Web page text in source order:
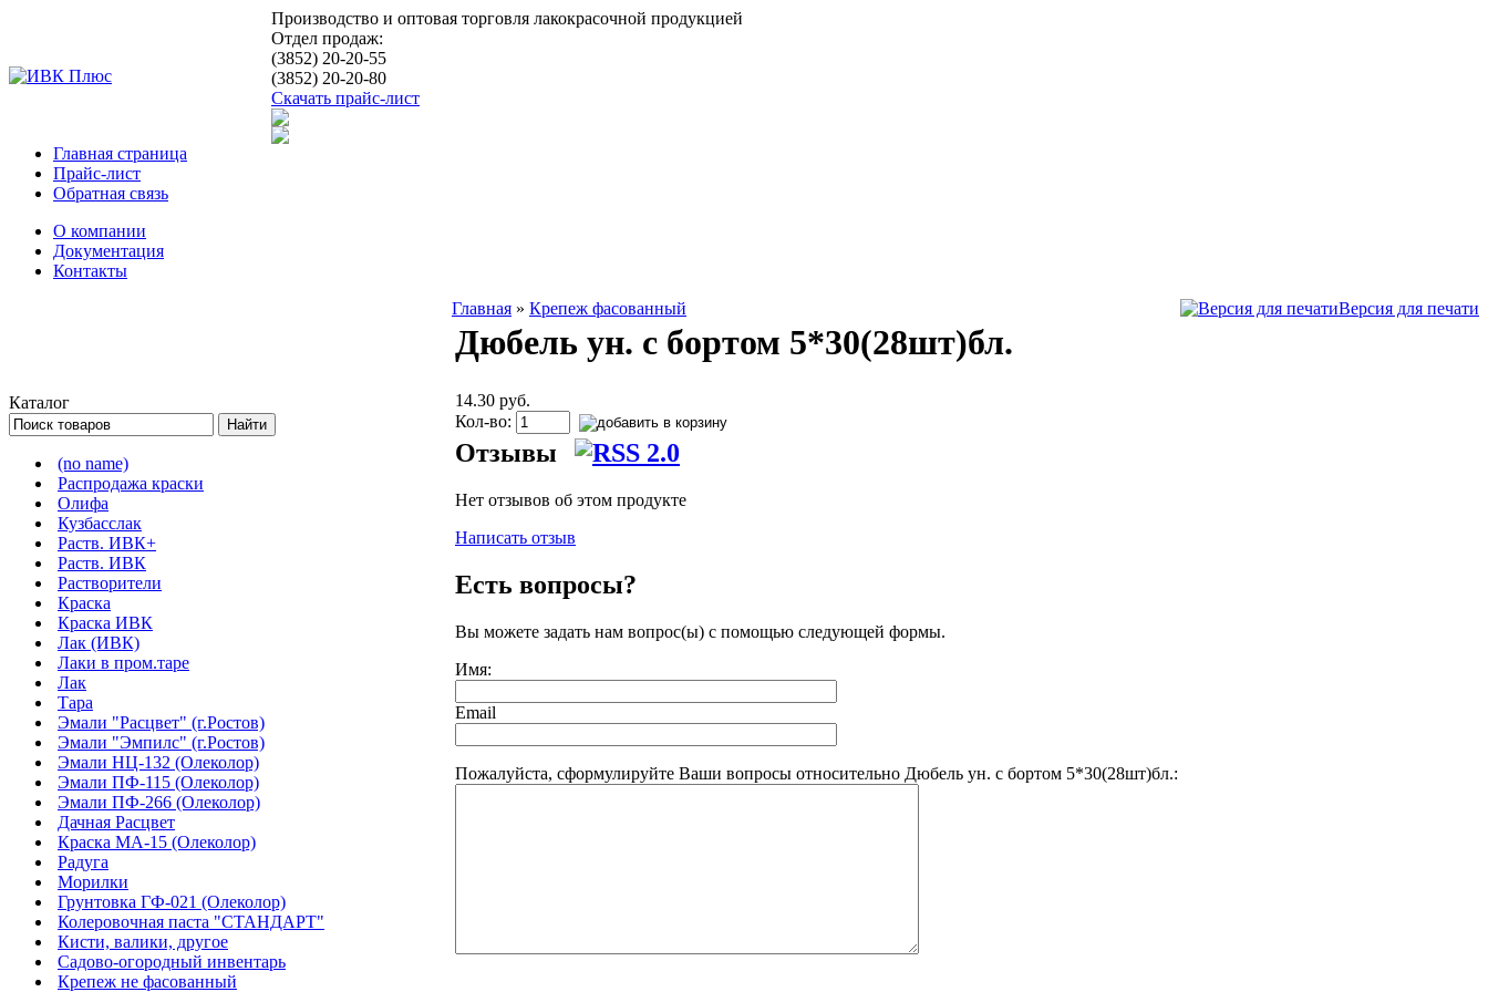
Производство и оптовая торговля лакокрасочной продукцией
Отдел продаж:
(3852) 20-20-55
(3852) 20-20-80
Скачать прайс-лист
Главная страница
Прайс-лист
Обратная связь
О компании
Документация
Контакты
Каталог
(no name)
Распродажа краски
Олифа
Кузбасслак
Раств. ИВК+
Раств. ИВК
Растворители
Краска
Краска ИВК
Лак (ИВК)
Лаки в пром.таре
Лак
Тара
Эмали "Расцвет" (г.Ростов)
Эмали "Эмпилс" (г.Ростов)
Эмали НЦ-132 (Олеколор)
Эмали ПФ-115 (Олеколор)
Эмали ПФ-266 (Олеколор)
Дачная Расцвет
Краска МА-15 (Олеколор)
Радуга
Морилки
Грунтовка ГФ-021 (Олеколор)
Колеровочная паста "СТАНДАРТ"
Кисти, валики, другое
Садово-огородный инвентарь
Крепеж не фасованный
Главная » Крепеж фасованный Версия для печати
Дюбель ун. с бортом 5*30(28шт)бл.
14.30 руб.
Кол-во:
Отзывы
Нет отзывов об этом продукте
Написать отзыв
Есть вопросы?
Вы можете задать нам вопрос(ы) с помощью следующей формы.
Имя:
Email
Пожалуйста, сформулируйте Ваши вопросы относительно Дюбель ун. с бортом 5*30(28шт)бл.: